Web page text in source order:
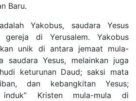
Baru.
Yakobus, saudara Yesus
gereja di Yerusalem. Yakobus
unik di antara jemaat mula-
saudara Yesus, melainkan juga
keturunan Daud; saksi mata
dan kebangkitan Yesus;
induk” Kristen mula-mula di